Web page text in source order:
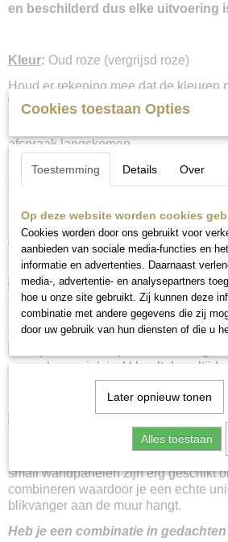
en beschilderd dus elke uitvoering
Kleur: Oud roze (vergrijsd roze)
Houd er rekening mee dat de kleuren
verschillen.
afspraaklangskomen.
Neem even contact met ons op voor
om een afspraak te maken.
Bewerking en beschildering Het
behandeld met een roestwerende
mooi blijft en het paneel niet gaat
worden er diverse lagen verf
tinten. Alle soorten verf zijn
hierna met diverse technieken te
goed naar voren en ontstaat er een
wandpaneel. Ieder paneel is
exemplaar uniek is. U haalt dus altijd
blikvanger in huis.
worden zorgvuldig samengesteld.
handbeschilderd zijn krijgen ze stuk
exclusieve uitstraling. Er zijn er nooit
small wandpanelen zijn erg geschikt
combineren waardoor je een echte
blikvanger aan de muur hangt.
Heb je een combinatie in
Cookies toestaan Opties
Toestemming Details Over
Op deze website worden cookies
Cookies worden door ons gebruikt voor
aanbieden van sociale media-functies en
informatie en advertenties. Daarnaast
media-, advertentie- en analysepartners
hoe u onze site gebruikt. Zij kunnen deze
combinatie met andere gegevens die zij
door uw gebruik van hun diensten of die u
Later opnieuw tonen
Alles toestaan